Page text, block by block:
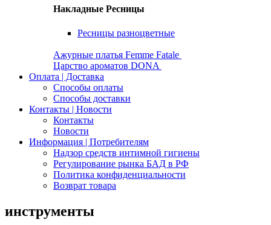
Накладные Ресницы
Ресницы разноцветные
Ажурные платья Femme Fatale
Царство ароматов DONA
Оплата | Доставка
Способы оплаты
Способы доставки
Контакты | Новости
Контакты
Новости
Информация | Потребителям
Надзор средств интимной гигиены
Регулирование рынка БАД в РФ
Политика конфиденциальности
Возврат товара
инструменты